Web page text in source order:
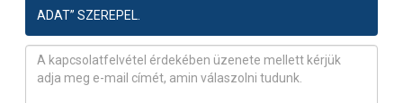
ADAT” SZEREPEL.